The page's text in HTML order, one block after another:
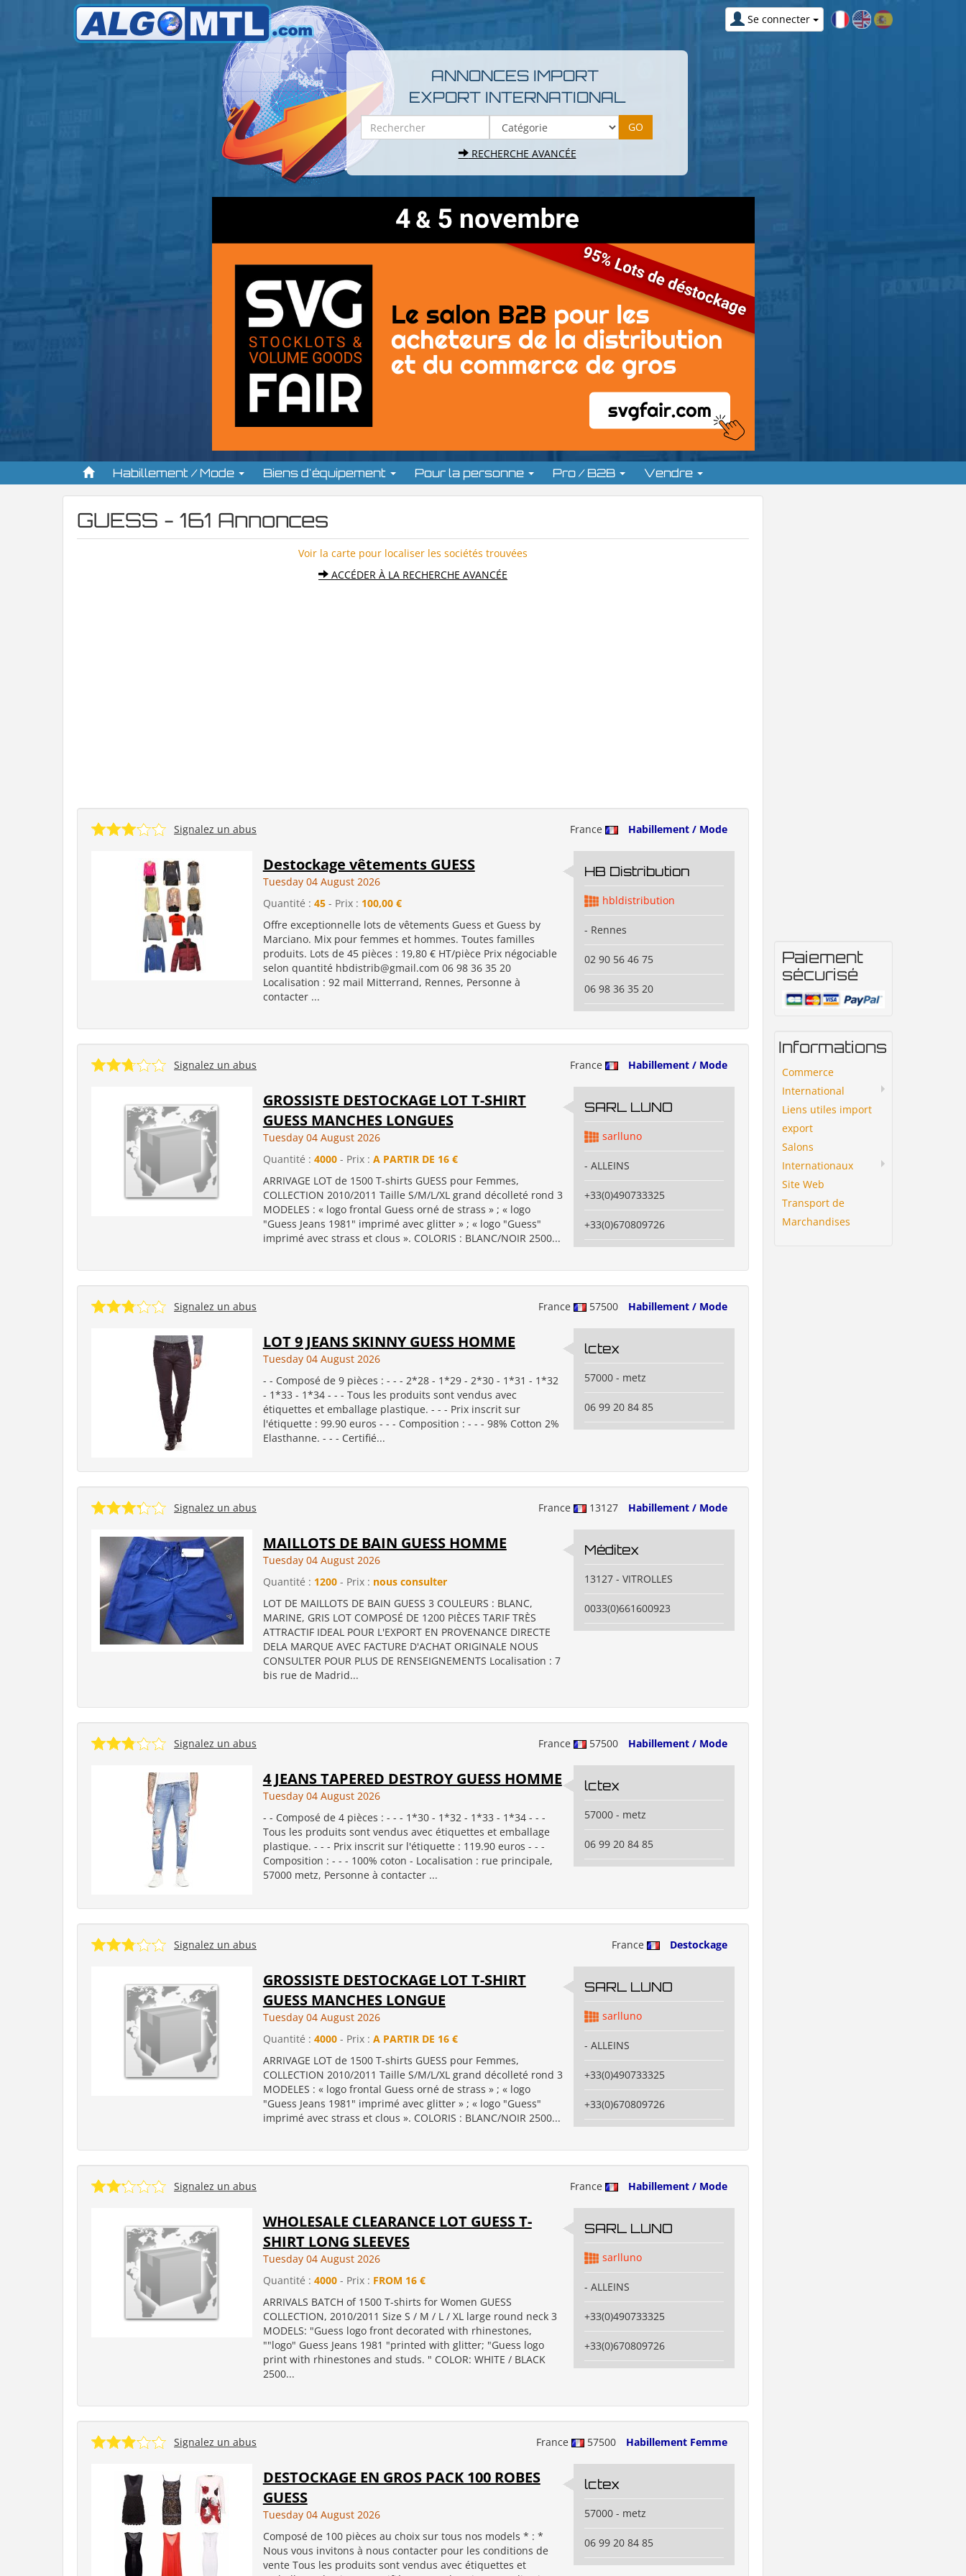
Se connecter
ANNONCES IMPORT
EXPORT INTERNATIONAL
RECHERCHE AVANCÉE
Habillement / Mode Biens d'équipement Pour la personne Pro / B2B Vendre
GUESS - 161 Annonces
Voir la carte pour localiser les sociétés trouvées
ACCÉDER À LA RECHERCHE AVANCÉE
France Habillement / Mode
Signalez un abus
Destockage vêtements GUESS
Tuesday 04 August 2026
Quantité : 45- Prix : 100,00 €
Offre exceptionnelle lots de vêtements Guess et Guess by
Marciano. Mix pour femmes et hommes. Toutes familles
produits. Lots de 45 pièces : 19,80 € HT/pièce Prix négociable
selon quantité hbdistrib@gmail.com 06 98 36 35 20
Localisation : 92 mail Mitterrand, Rennes, Personne à
contacter ...
HB Distribution
hbldistribution
- Rennes
02 90 56 46 75
06 98 36 35 20
France Habillement / Mode
Signalez un abus
GROSSISTE DESTOCKAGE LOT T-SHIRT
GUESS MANCHES LONGUES
Tuesday 04 August 2026
Quantité : 4000- Prix : A PARTIR DE 16 €
ARRIVAGE LOT de 1500 T-shirts GUESS pour Femmes,
COLLECTION 2010/2011 Taille S/M/L/XL grand décolleté rond 3
MODELES : « logo frontal Guess orné de strass » ; « logo
"Guess Jeans 1981" imprimé avec glitter » ; « logo "Guess"
imprimé avec strass et clous ». COLORIS : BLANC/NOIR 2500...
SARL LUNO
sarlluno
- ALLEINS
+33(0)490733325
+33(0)670809726
France 57500 Habillement / Mode
Signalez un abus
LOT 9 JEANS SKINNY GUESS HOMME
Tuesday 04 August 2026
- - Composé de 9 pièces : - - - 2*28 - 1*29 - 2*30 - 1*31 - 1*32
- 1*33 - 1*34 - - - Tous les produits sont vendus avec
étiquettes et emballage plastique. - - - Prix inscrit sur
l'étiquette : 99.90 euros - - - Composition : - - - 98% Cotton 2%
Elasthanne. - - - Certifié...
lctex
57000 - metz
06 99 20 84 85
France 13127 Habillement / Mode
Signalez un abus
MAILLOTS DE BAIN GUESS HOMME
Tuesday 04 August 2026
Quantité : 1200- Prix : nous consulter
LOT DE MAILLOTS DE BAIN GUESS 3 COULEURS : BLANC,
MARINE, GRIS LOT COMPOSÉ DE 1200 PIÈCES TARIF TRÈS
ATTRACTIF IDEAL POUR L'EXPORT EN PROVENANCE DIRECTE
DELA MARQUE AVEC FACTURE D'ACHAT ORIGINALE NOUS
CONSULTER POUR PLUS DE RENSEIGNEMENTS Localisation : 7
bis rue de Madrid...
Méditex
13127 - VITROLLES
0033(0)661600923
France 57500 Habillement / Mode
Signalez un abus
4 JEANS TAPERED DESTROY GUESS HOMME
Tuesday 04 August 2026
- - Composé de 4 pièces : - - - 1*30 - 1*32 - 1*33 - 1*34 - - -
Tous les produits sont vendus avec étiquettes et emballage
plastique. - - - Prix inscrit sur l'étiquette : 119.90 euros - - -
Composition : - - - 100% coton - Localisation : rue principale,
57000 metz, Personne à contacter ...
lctex
57000 - metz
06 99 20 84 85
France Destockage
Signalez un abus
GROSSISTE DESTOCKAGE LOT T-SHIRT
GUESS MANCHES LONGUE
Tuesday 04 August 2026
Quantité : 4000- Prix : A PARTIR DE 16 €
ARRIVAGE LOT de 1500 T-shirts GUESS pour Femmes,
COLLECTION 2010/2011 Taille S/M/L/XL grand décolleté rond 3
MODELES : « logo frontal Guess orné de strass » ; « logo
"Guess Jeans 1981" imprimé avec glitter » ; « logo "Guess"
imprimé avec strass et clous ». COLORIS : BLANC/NOIR 2500...
SARL LUNO
sarlluno
- ALLEINS
+33(0)490733325
+33(0)670809726
France Habillement / Mode
Signalez un abus
WHOLESALE CLEARANCE LOT GUESS T-
SHIRT LONG SLEEVES
Tuesday 04 August 2026
Quantité : 4000- Prix : FROM 16 €
ARRIVALS BATCH of 1500 T-shirts for Women GUESS
COLLECTION, 2010/2011 Size S / M / L / XL large round neck 3
MODELS: "Guess logo front decorated with rhinestones,
""logo" Guess Jeans 1981 "printed with glitter; "Guess logo
print with rhinestones and studs. " COLOR: WHITE / BLACK
2500...
SARL LUNO
sarlluno
- ALLEINS
+33(0)490733325
+33(0)670809726
France 57500 Habillement Femme
Signalez un abus
DESTOCKAGE EN GROS PACK 100 ROBES
GUESS
Tuesday 04 August 2026
Composé de 100 pièces au choix sur tous nos models * : *
Nous vous invitons à nous contacter pour les conditions de
vente Tous les produits sont vendus avec étiquettes et
lctex
57000 - metz
06 99 20 84 85
Paiement
sécurisé
Informations
Commerce
International
Liens utiles import
export
Salons
Internationaux
Site Web
Transport de
Marchandises